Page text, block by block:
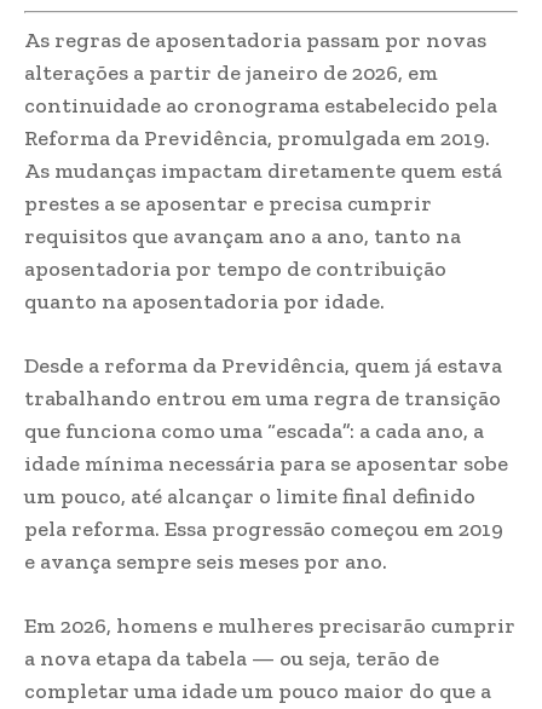
As regras de aposentadoria passam por novas
alterações a partir de janeiro de 2026, em
continuidade ao cronograma estabelecido pela
Reforma da Previdência, promulgada em 2019.
As mudanças impactam diretamente quem está
prestes a se aposentar e precisa cumprir
requisitos que avançam ano a ano, tanto na
aposentadoria por tempo de contribuição
quanto na aposentadoria por idade.
Desde a reforma da Previdência, quem já estava
trabalhando entrou em uma regra de transição
que funciona como uma “escada”: a cada ano, a
idade mínima necessária para se aposentar sobe
um pouco, até alcançar o limite final definido
pela reforma. Essa progressão começou em 2019
e avança sempre seis meses por ano.
Em 2026, homens e mulheres precisarão cumprir
a nova etapa da tabela — ou seja, terão de
completar uma idade um pouco maior do que a